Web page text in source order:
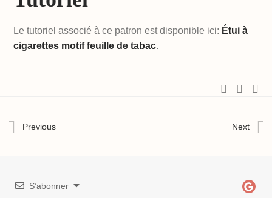
Le tutoriel associé à ce patron est disponible ici: Étui à
cigarettes motif feuille de tabac.
Previous Next
S’abonner